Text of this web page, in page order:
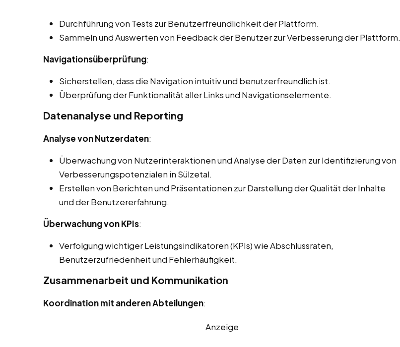
Durchführung von Tests zur Benutzerfreundlichkeit der Plattform.
Sammeln und Auswerten von Feedback der Benutzer zur Verbesserung der Plattform.
Navigationsüberprüfung:
Sicherstellen, dass die Navigation intuitiv und benutzerfreundlich ist.
Überprüfung der Funktionalität aller Links und Navigationselemente.
Datenanalyse und Reporting
Analyse von Nutzerdaten:
Überwachung von Nutzerinteraktionen und Analyse der Daten zur Identifizierung von
Verbesserungspotenzialen in Sülzetal.
Erstellen von Berichten und Präsentationen zur Darstellung der Qualität der Inhalte
und der Benutzererfahrung.
Überwachung von KPIs:
Verfolgung wichtiger Leistungsindikatoren (KPIs) wie Abschlussraten,
Benutzerzufriedenheit und Fehlerhäufigkeit.
Zusammenarbeit und Kommunikation
Koordination mit anderen Abteilungen:
Anzeige